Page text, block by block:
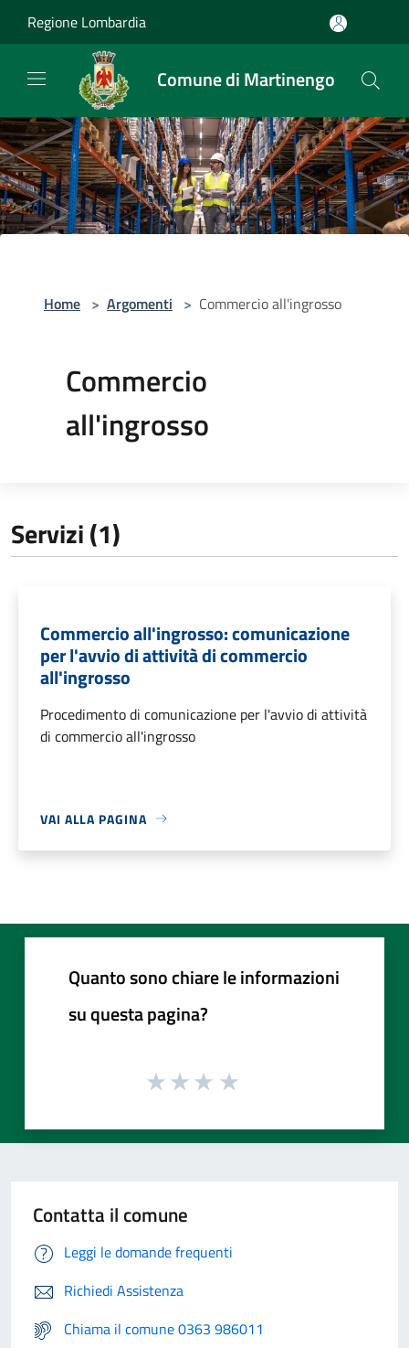
Regione Lombardia
Comune di Martinengo
Home > Argomenti > Commercio all'ingrosso
Commercio
all'ingrosso
Servizi (1)
Commercio all'ingrosso: comunicazione
per l'avvio di attività di commercio
all'ingrosso
Procedimento di comunicazione per l'avvio di attività
di commercio all'ingrosso
VAI ALLA PAGINA
Quanto sono chiare le informazioni
su questa pagina?
Contatta il comune
Leggi le domande frequenti
Richiedi Assistenza
Chiama il comune 0363 986011